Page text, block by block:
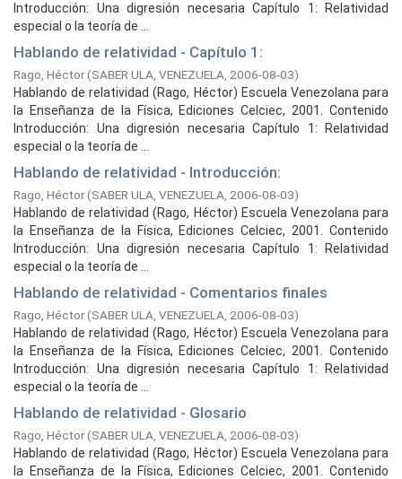
Introducción: Una digresión necesaria Capítulo 1: Relatividad
especial o la teoría de ...
Hablando de relatividad - Capítulo 1:
Rago, Héctor(SABER ULA, VENEZUELA, 2006-08-03)
Hablando de relatividad (Rago, Héctor) Escuela Venezolana para
la Enseñanza de la Física, Ediciones Celciec, 2001. Contenido
Introducción: Una digresión necesaria Capítulo 1: Relatividad
especial o la teoría de ...
Hablando de relatividad - Introducción:
Rago, Héctor(SABER ULA, VENEZUELA, 2006-08-03)
Hablando de relatividad (Rago, Héctor) Escuela Venezolana para
la Enseñanza de la Física, Ediciones Celciec, 2001. Contenido
Introducción: Una digresión necesaria Capítulo 1: Relatividad
especial o la teoría de ...
Hablando de relatividad - Comentarios finales
Rago, Héctor(SABER ULA, VENEZUELA, 2006-08-03)
Hablando de relatividad (Rago, Héctor) Escuela Venezolana para
la Enseñanza de la Física, Ediciones Celciec, 2001. Contenido
Introducción: Una digresión necesaria Capítulo 1: Relatividad
especial o la teoría de ...
Hablando de relatividad - Glosario
Rago, Héctor(SABER ULA, VENEZUELA, 2006-08-03)
Hablando de relatividad (Rago, Héctor) Escuela Venezolana para
la Enseñanza de la Física, Ediciones Celciec, 2001. Contenido